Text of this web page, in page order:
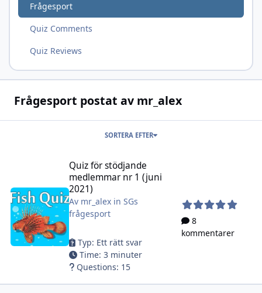
Frågesport
Quiz Comments
Quiz Reviews
Frågesport postat av mr_alex
SORTERA EFTER
Quiz för stödjande
medlemmar nr 1 (juni
2021)
Av mr_alex inSGs
frågesport
Typ: Ett rätt svar
Time: 3 minuter
Questions: 15
8
kommentarer